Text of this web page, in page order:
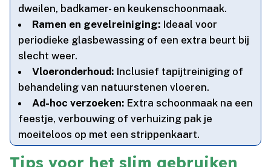
dweilen, badkamer- en keukenschoonmaak.​
Ramen en gevelreiniging: Ideaal voor
periodieke glasbewassing of een extra beurt bij
slecht weer.​
Vloeronderhoud: Inclusief tapijtreiniging of
behandeling van natuurstenen vloeren.​
Ad-hoc verzoeken: Extra schoonmaak na een
feestje, verbouwing of verhuizing pak je
moeiteloos op met een strippenkaart.​
Tips voor het slim gebruiken